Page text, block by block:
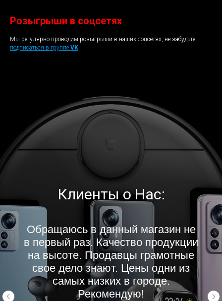
Розыгрыши в соцсетях
Мы регулярно проводим розыгрыши в наших соцсетях, не забудьте
подписаться в группе VK
Клиенты о Нас:
Обращаюсь в данный магазин не
в первый раз. Качество продукции
на высоте. Продавцы грамотные
свое дело знают. Цены одни из
самых низких в городе.
Рекомендую!